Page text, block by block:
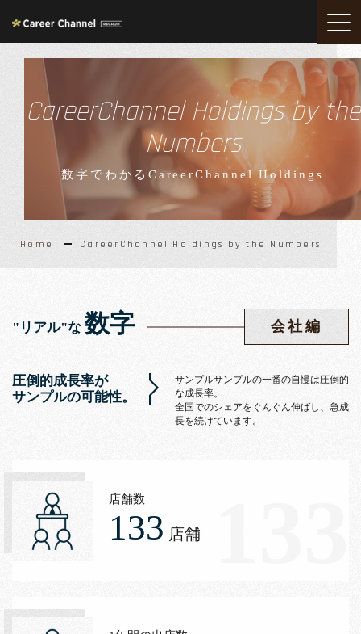
CareerChannel Holdings by the
Numbers
数字でわかるCareerChannel Holdings
Home CareerChannel Holdings by the Numbers
"リアル"な 数字 会社編
圧倒的成長率が
サンプルの可能性。
サンプルサンプルの一番の自慢は圧倒的
な成長率。
全国でのシェアをぐんぐん伸ばし、急成
長を続けています。
店舗数
133 店舗